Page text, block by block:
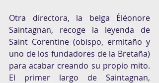
Otra directora, la belga Éléonore
Saintagnan, recoge la leyenda de
Saint Corentine (obispo, ermitaño y
uno de los fundadores de la Bretaña)
para acabar creando su propio mito.